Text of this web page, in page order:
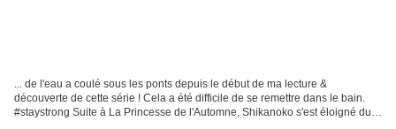
... de l'eau a coulé sous les ponts depuis le début de ma lecture &
découverte de cette série ! Cela a été difficile de se remettre dans le bain.
#staystrong Suite à La Princesse de l'Automne, Shikanoko s'est éloigné du